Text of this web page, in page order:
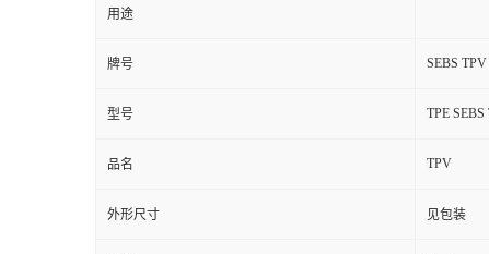
用途
牌号 SEBS TPV
型号 TPE
品名 TPV
外形尺寸 见包装